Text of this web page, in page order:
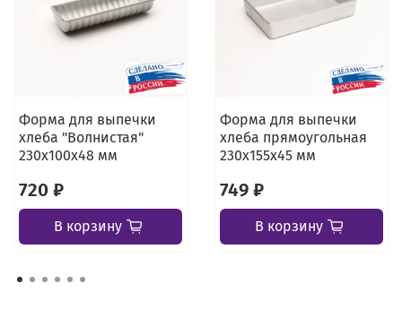
Форма для выпечки
хлеба "Волнистая"
230х100х48 мм
720 ₽
В корзину
Форма для выпечки
хлеба прямоугольная
230х155х45 мм
749 ₽
В корзину